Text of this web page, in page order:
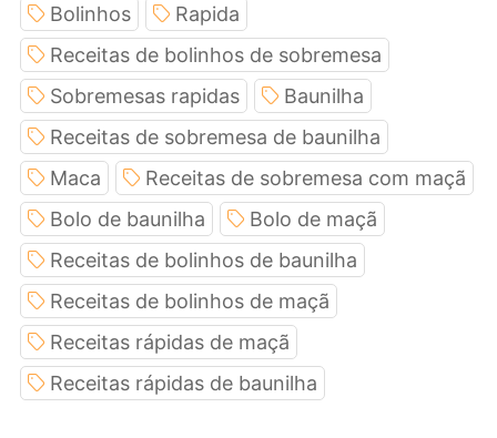
Bolinhos
Rapida
Receitas de bolinhos de sobremesa
Sobremesas rapidas
Baunilha
Receitas de sobremesa de baunilha
Maca
Receitas de sobremesa com maçã
Bolo de baunilha
Bolo de maçã
Receitas de bolinhos de baunilha
Receitas de bolinhos de maçã
Receitas rápidas de maçã
Receitas rápidas de baunilha